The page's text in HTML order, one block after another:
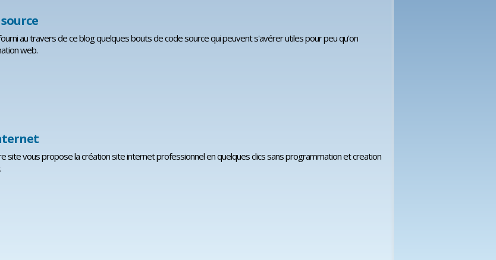
au travers de ce blog quelques bouts de code source qui peuvent s'avérer utiles pour peu qu'on
web.
site vous propose la création site internet professionnel en quelques clics sans programmation et creation